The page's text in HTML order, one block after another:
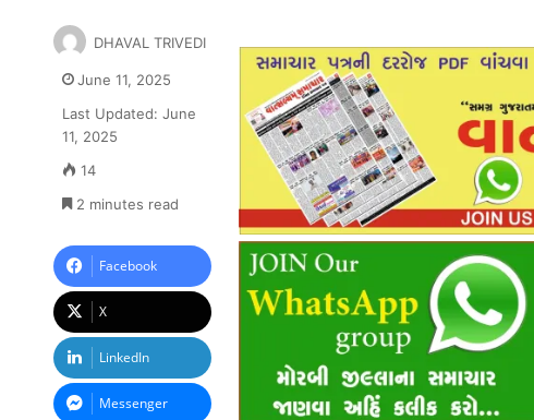
DHAVAL TRIVEDI
June 11, 2025
Last Updated: June
11, 2025
14
2 minutes read
Facebook
X
LinkedIn
Messenger